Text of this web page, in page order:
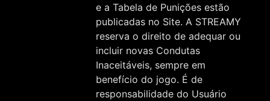
e a Tabela de Punições estão
publicadas no Site. A STREAMY
reserva o direito de adequar ou
incluir novas Condutas
Inaceitáveis, sempre em
benefício do jogo. É de
responsabilidade do Usuário